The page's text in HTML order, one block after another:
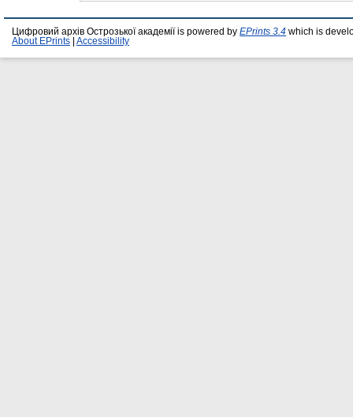
Цифровий архів Острозької академії is powered by EPrints 3.4 which is
About EPrints
Accessibility